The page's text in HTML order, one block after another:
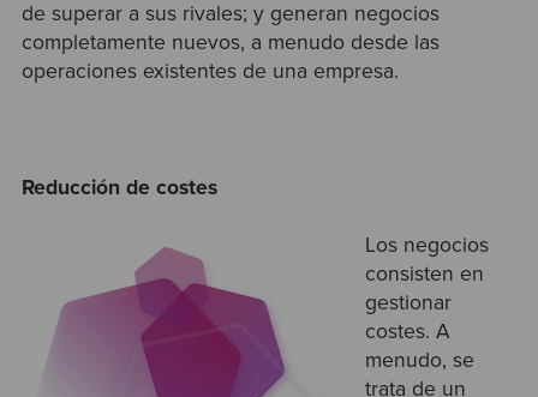
de superar a sus rivales; y generan negocios
completamente nuevos, a menudo desde las
operaciones existentes de una empresa.
Reducción de costes
Los negocios
consisten en
gestionar
costes. A
menudo, se
trata de un